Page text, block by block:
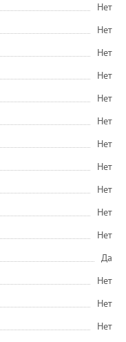
Нет
Нет
Нет
Нет
Нет
Нет
Нет
Нет
Нет
Нет
Нет
Да
Нет
Нет
Нет